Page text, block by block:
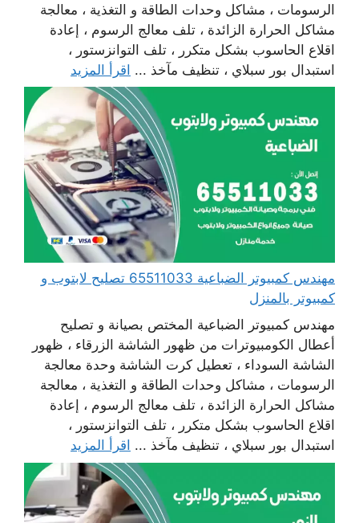
الرسومات ، مشاكل وحدات الطاقة و التغذية ، معالجة
مشاكل الحرارة الزائدة ، تلف معالج الرسوم ، إعادة
اقلاع الحاسوب بشكل متكرر ، تلف التوانزستور ،
استبدال بور سبلاي ، تنظيف مآخذ ... اقرأ المزيد
مهندس كمبيوتر الضباعية 65511033 تصليح لابتوب و
كمبيوتر بالمنزل
مهندس كمبيوتر الضباعية المختص بصيانة و تصليح
أعطال الكومبيوترات من ظهور الشاشة الزرقاء ، ظهور
الشاشة السوداء ، تعطيل كرت الشاشة وحدة معالجة
الرسومات ، مشاكل وحدات الطاقة و التغذية ، معالجة
مشاكل الحرارة الزائدة ، تلف معالج الرسوم ، إعادة
اقلاع الحاسوب بشكل متكرر ، تلف التوانزستور ،
استبدال بور سبلاي ، تنظيف مآخذ ... اقرأ المزيد